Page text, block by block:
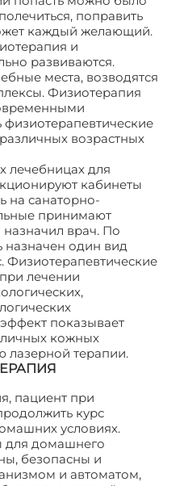
поправить
каждый желающий.
и
развиваются.
места, возводятся
Физиотерапия
возрастных
лечебницах для
кабинеты
на санаторно-
принимают
врач. По
назначен один вид
Физиотерапевтические
лечении
показывает
кожных
лазерной терапии.
пациент при
курс
условиях.
для домашнего
безопасны и
и автоматом,